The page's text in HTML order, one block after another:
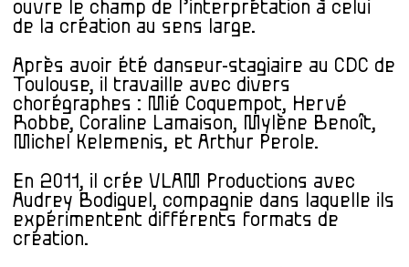
ouvre le champ de l’interprétation à celui
de la création au sens large.
Après avoir été danseur-stagiaire au CDC de
Toulouse, il travaille avec divers
chorégraphes : Mié Coquempot, Hervé
Robbe, Coraline Lamaison, Mylène Benoît,
Michel Kelemenis, et Arthur Perole.
En 2011, il crée VLAM Productions avec
Audrey Bodiguel, compagnie dans laquelle ils
expérimentent différents formats de
création.